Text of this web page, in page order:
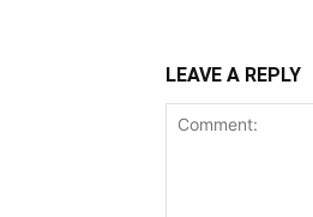
LEAVE A REPLY